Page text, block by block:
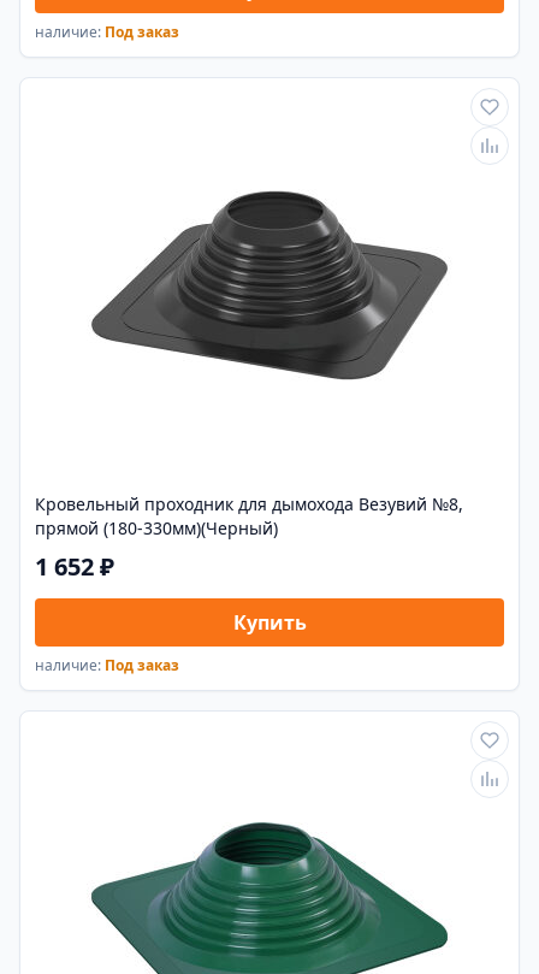
наличие: Под заказ
Кровельный проходник для дымохода Везувий №8,
прямой (180-330мм)(Черный)
1 652 ₽
Купить
наличие: Под заказ